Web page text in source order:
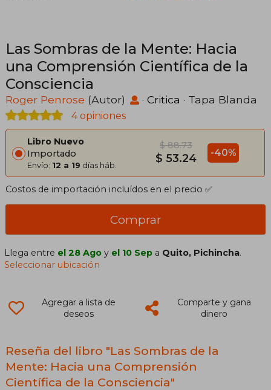
Las Sombras de la Mente: Hacia
una Comprensión Científica de la
Consciencia
Roger Penrose (Autor) · Critica · Tapa Blanda
4 opiniones
Libro Nuevo
Importado
Envío: 12 a 19 días háb.
$ 88.73
$ 53.24 -40%
Costos de importación incluídos en el precio ✅
Comprar
Llega entre el 28 Ago y el 10 Sep a Quito, Pichincha.
Seleccionar ubicación
Agregar a lista de
deseos
Comparte y gana
dinero
Reseña del libro "Las Sombras de la
Mente: Hacia una Comprensión
Científica de la Consciencia"